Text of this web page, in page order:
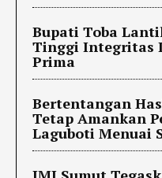
Bupati Toba
Tinggi Integritas
Prima
Bertentangan
Tetap Amankan
Laguboti Menuai